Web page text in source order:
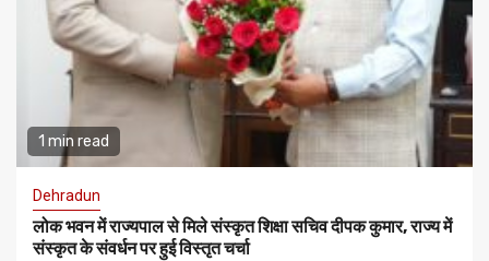
1 min read
Dehradun
लोक भवन में राज्यपाल से मिले संस्कृत शिक्षा सचिव दीपक कुमार, राज्य में
संस्कृत के संवर्धन पर हुई विस्तृत चर्चा